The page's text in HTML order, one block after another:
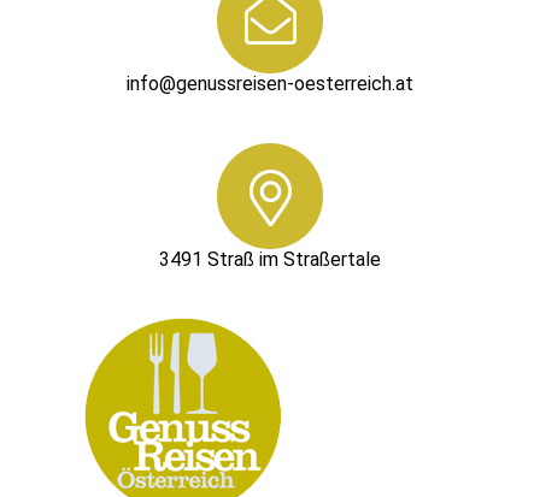
info@genussreisen-oesterreich.at
3491 Straß im Straßertale